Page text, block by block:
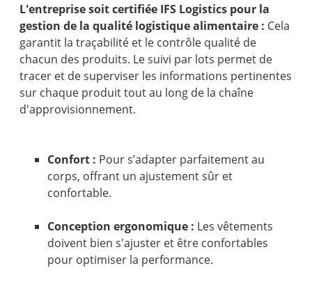
L'entreprise soit certifiée IFS Logistics pour la
gestion de la qualité logistique alimentaire : Cela
garantit la traçabilité et le contrôle qualité de
chacun des produits. Le suivi par lots permet de
tracer et de superviser les informations pertinentes
sur chaque produit tout au long de la chaîne
d'approvisionnement.
Confort : Pour s’adapter parfaitement au
corps, offrant un ajustement sûr et
confortable.
Conception ergonomique : Les vêtements
doivent bien s'ajuster et être confortables
pour optimiser la performance.